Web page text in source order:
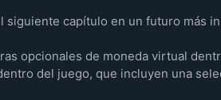
siguiente capítulo en un futuro más
opcionales de moneda virtual
del juego, que incluyen una